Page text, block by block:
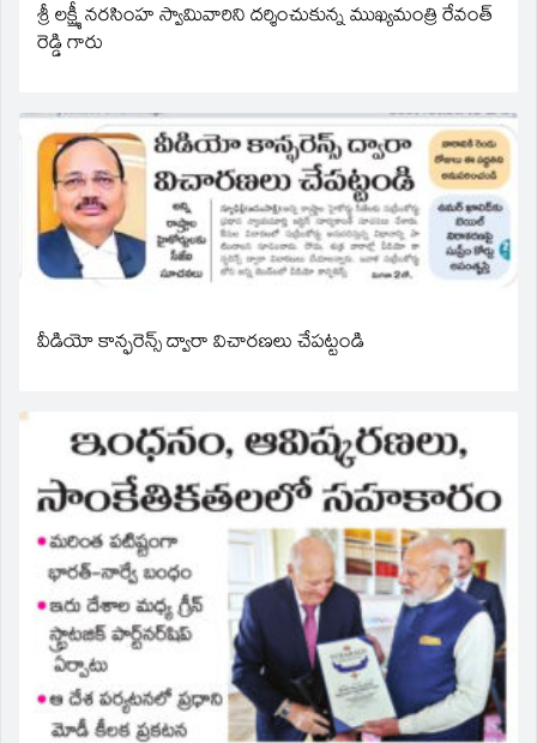
శ్రీ లక్ష్మీ నరసింహ స్వామివారిని దర్శించుకున్న ముఖ్యమంత్రి రేవంత్
రెడ్డి గారు
వీడియో కాన్ఫరెన్స్ ద్వారా విచారణలు చేపట్టండి